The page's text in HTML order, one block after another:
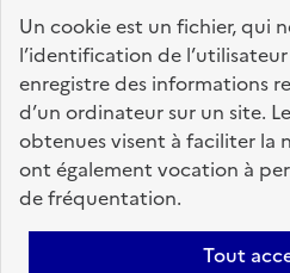
Un cookie est un fichier, qui
l’identification de
enregistre des informations
d’un ordinateur sur un site.
obtenues visent à faciliter la
ont également vocation à
de fréquentation.
Tout
FRANÇAISE
fonction-publique.gouv.fr
gouvernement.fr